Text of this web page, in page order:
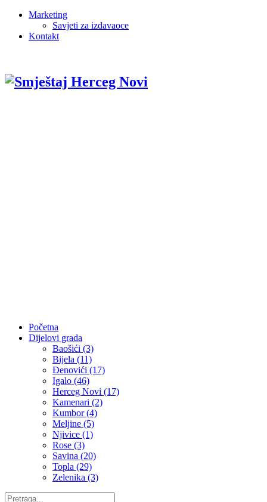
Marketing
Savjeti za izdavaoce
Kontakt
Početna
Dijelovi grada
Baošići (3)
Bijela (11)
Đenovići (17)
Igalo (46)
Herceg Novi (17)
Kamenari (2)
Kumbor (4)
Meljine (5)
Njivice (1)
Rose (3)
Savina (20)
Topla (29)
Zelenika (3)